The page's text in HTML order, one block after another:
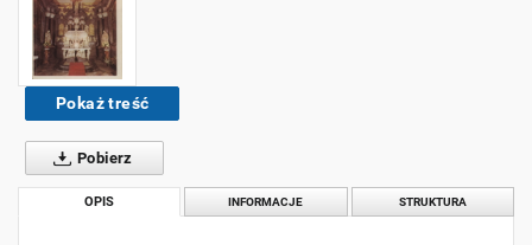
Pokaż treść
Pobierz
OPIS INFORMACJE STRUKTURA